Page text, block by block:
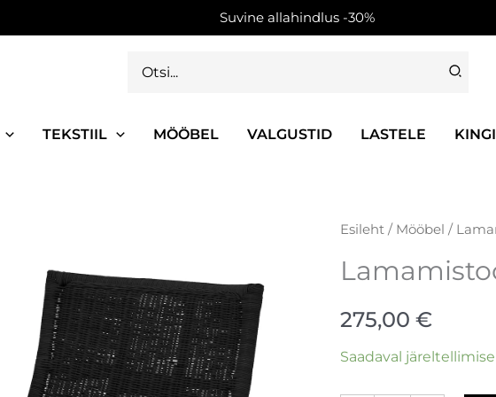
for:
TEKSTIIL MÖÖBEL VALGUSTID LASTELE
Esileht / Mööbel /
275,00 €
Saadaval
Lamamistool
kogus
Suvine allahindlus -30%